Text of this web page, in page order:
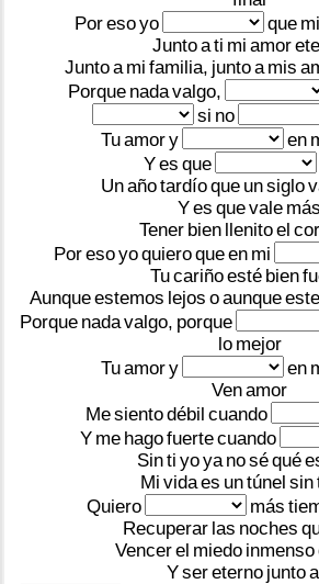
Poresoyo que
Juntoati mi amor
Juntoa mi familia, juntoa mis
Porque nadavalgo,
si no
Tuamory en
Yes que
Unañotardíoque unsiglo
Yes quevale más
Tener bien llenitoel
Poresoyoquieroqueen mi
Tucariñoesté bien
Aunqueestemos lejos oaunque
Porque nadavalgo, porque
lo mejor
Tuamory en
Venamor
Mesientodébil cuando
Y me hagofuertecuando
Sinti yoya noséqué
Mi vidaes untúnel sin
Quiero
más
Recuperar las noches
Vencerel miedo inmenso
Ysereterno juntoa